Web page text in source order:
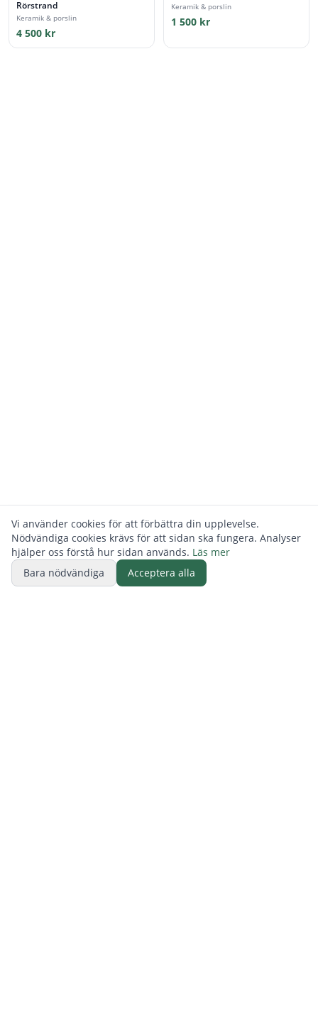
Rörstrand
Keramik & porslin
4 500 kr
Keramik & porslin
1 500 kr
Vi använder cookies för att förbättra din upplevelse.
Nödvändiga cookies krävs för att sidan ska fungera. Analyser
hjälper oss förstå hur sidan används. Läs mer
Bara nödvändiga
Acceptera alla